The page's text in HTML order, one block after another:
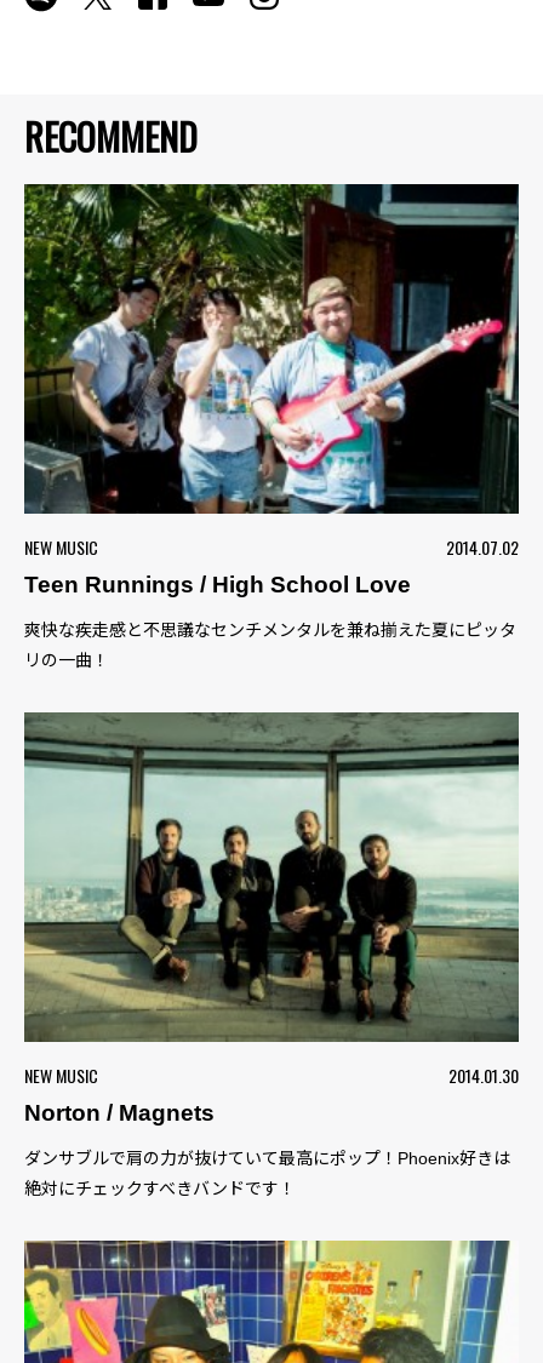
RECOMMEND
NEW MUSIC
2014.07.02
Teen Runnings / High School Love
爽快な疾走感と不思議なセンチメンタルを兼ね揃えた夏にピッタ
リの一曲！
NEW MUSIC
2014.01.30
Norton / Magnets
ダンサブルで肩の力が抜けていて最高にポップ！Phoenix好きは
絶対にチェックすべきバンドです！